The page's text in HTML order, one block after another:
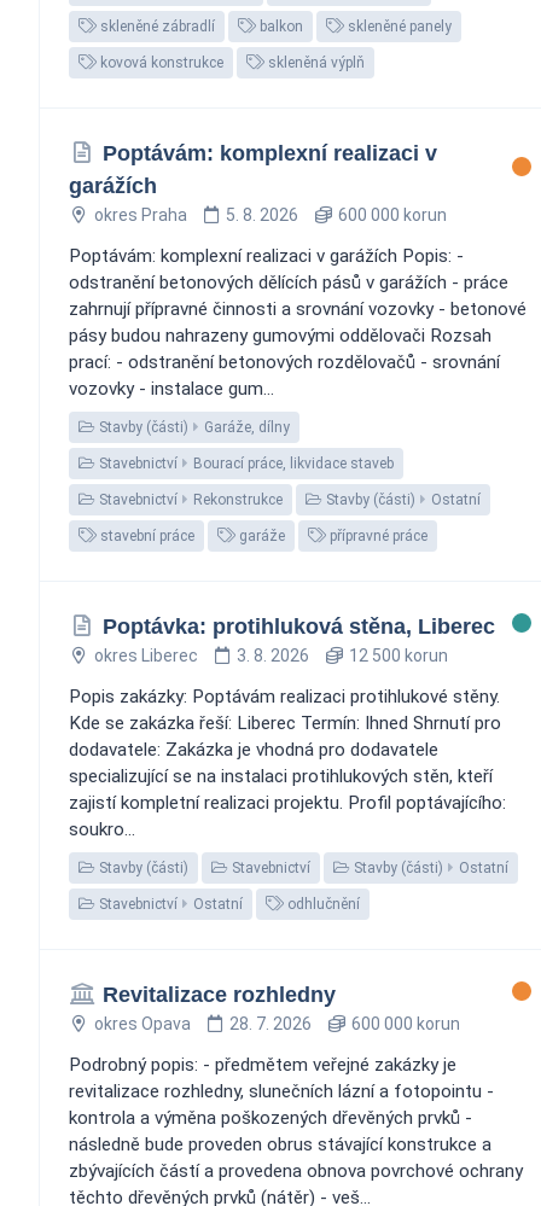
skleněné zábradlí balkon skleněné panely
kovová konstrukce skleněná výplň
Poptávám: komplexní realizaci v
garážích
okres Praha 5. 8. 2026 600 000 korun
Poptávám: komplexní realizaci v garážích Popis: -
odstranění betonových dělících pásů v garážích - práce
zahrnují přípravné činnosti a srovnání vozovky - betonové
pásy budou nahrazeny gumovými oddělovači Rozsah
prací: - odstranění betonových rozdělovačů - srovnání
vozovky - instalace gum...
Stavby (části) Garáže, dílny
Stavebnictví Bourací práce, likvidace staveb
Stavebnictví Rekonstrukce Stavby (části) Ostatní
stavební práce garáže přípravné práce
Poptávka: protihluková stěna, Liberec
okres Liberec 3. 8. 2026 12 500 korun
Popis zakázky: Poptávám realizaci protihlukové stěny.
Kde se zakázka řeší: Liberec Termín: Ihned Shrnutí pro
dodavatele: Zakázka je vhodná pro dodavatele
specializující se na instalaci protihlukových stěn, kteří
zajistí kompletní realizaci projektu. Profil poptávajícího:
soukro...
Stavby (části) Stavebnictví Stavby (části) Ostatní
Stavebnictví Ostatní odhlučnění
Revitalizace rozhledny
okres Opava 28. 7. 2026 600 000 korun
Podrobný popis: - předmětem veřejné zakázky je
revitalizace rozhledny, slunečních lázní a fotopointu -
kontrola a výměna poškozených dřevěných prvků -
následně bude proveden obrus stávající konstrukce a
zbývajících částí a provedena obnova povrchové ochrany
těchto dřevěných prvků (nátěr) - veš...